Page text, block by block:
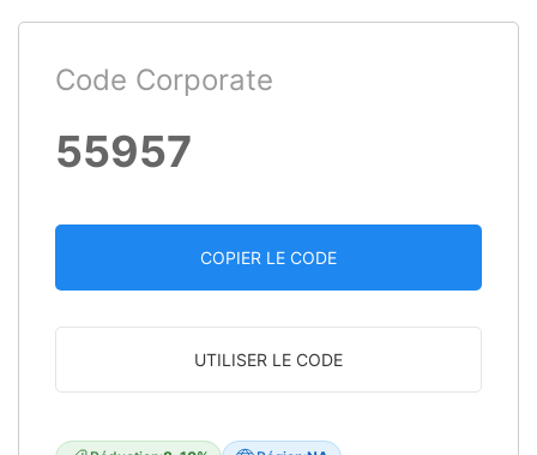
Code Corporate
55957
COPIER LE CODE
UTILISER LE CODE